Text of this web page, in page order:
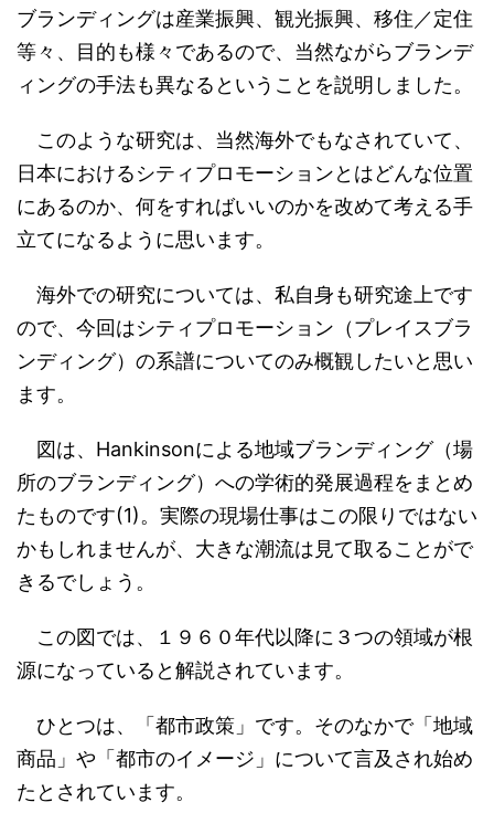
ブランディングは産業振興、観光振興、移住／定住
等々、目的も様々であるので、当然ながらブランデ
ィングの手法も異なるということを説明しました。
このような研究は、当然海外でもなされていて、
日本におけるシティプロモーションとはどんな位置
にあるのか、何をすればいいのかを改めて考える手
立てになるように思います。
海外での研究については、私自身も研究途上です
ので、今回はシティプロモーション（プレイスブラ
ンディング）の系譜についてのみ概観したいと思い
ます。
図は、Hankinsonによる地域ブランディング（場
所のブランディング）への学術的発展過程をまとめ
たものです(1)。実際の現場仕事はこの限りではない
かもしれませんが、大きな潮流は見て取ることがで
きるでしょう。
この図では、１９６０年代以降に３つの領域が根
源になっていると解説されています。
ひとつは、「都市政策」です。そのなかで「地域
商品」や「都市のイメージ」について言及され始め
たとされています。